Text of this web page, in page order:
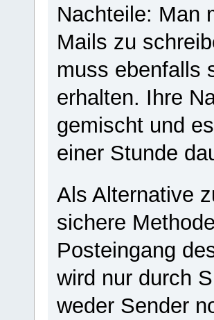
Nachteile: Man
Mails zu
muss ebenfalls
erhalten. Ihre
gemischt und
einer Stunde
Als Alternative
sichere
Posteingang
wird nur durch
weder Sender